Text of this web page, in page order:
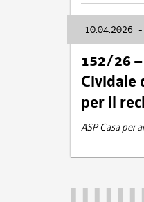
10.04.2026 -
152/26
Cividale
per il
ASP Casa per